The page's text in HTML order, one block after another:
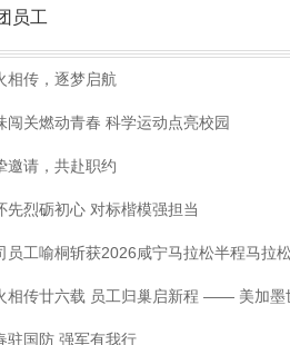
员工
相传，逐梦启航
闯关燃动青春 科学运动点亮校园
邀请，共赴职约
先烈砺初心 对标楷模强担当
员工喻桐斩获2026咸宁马拉松半程马拉
相传廿六载 员工归巢启新程 —— 美加墨
驻国防 强军有我行